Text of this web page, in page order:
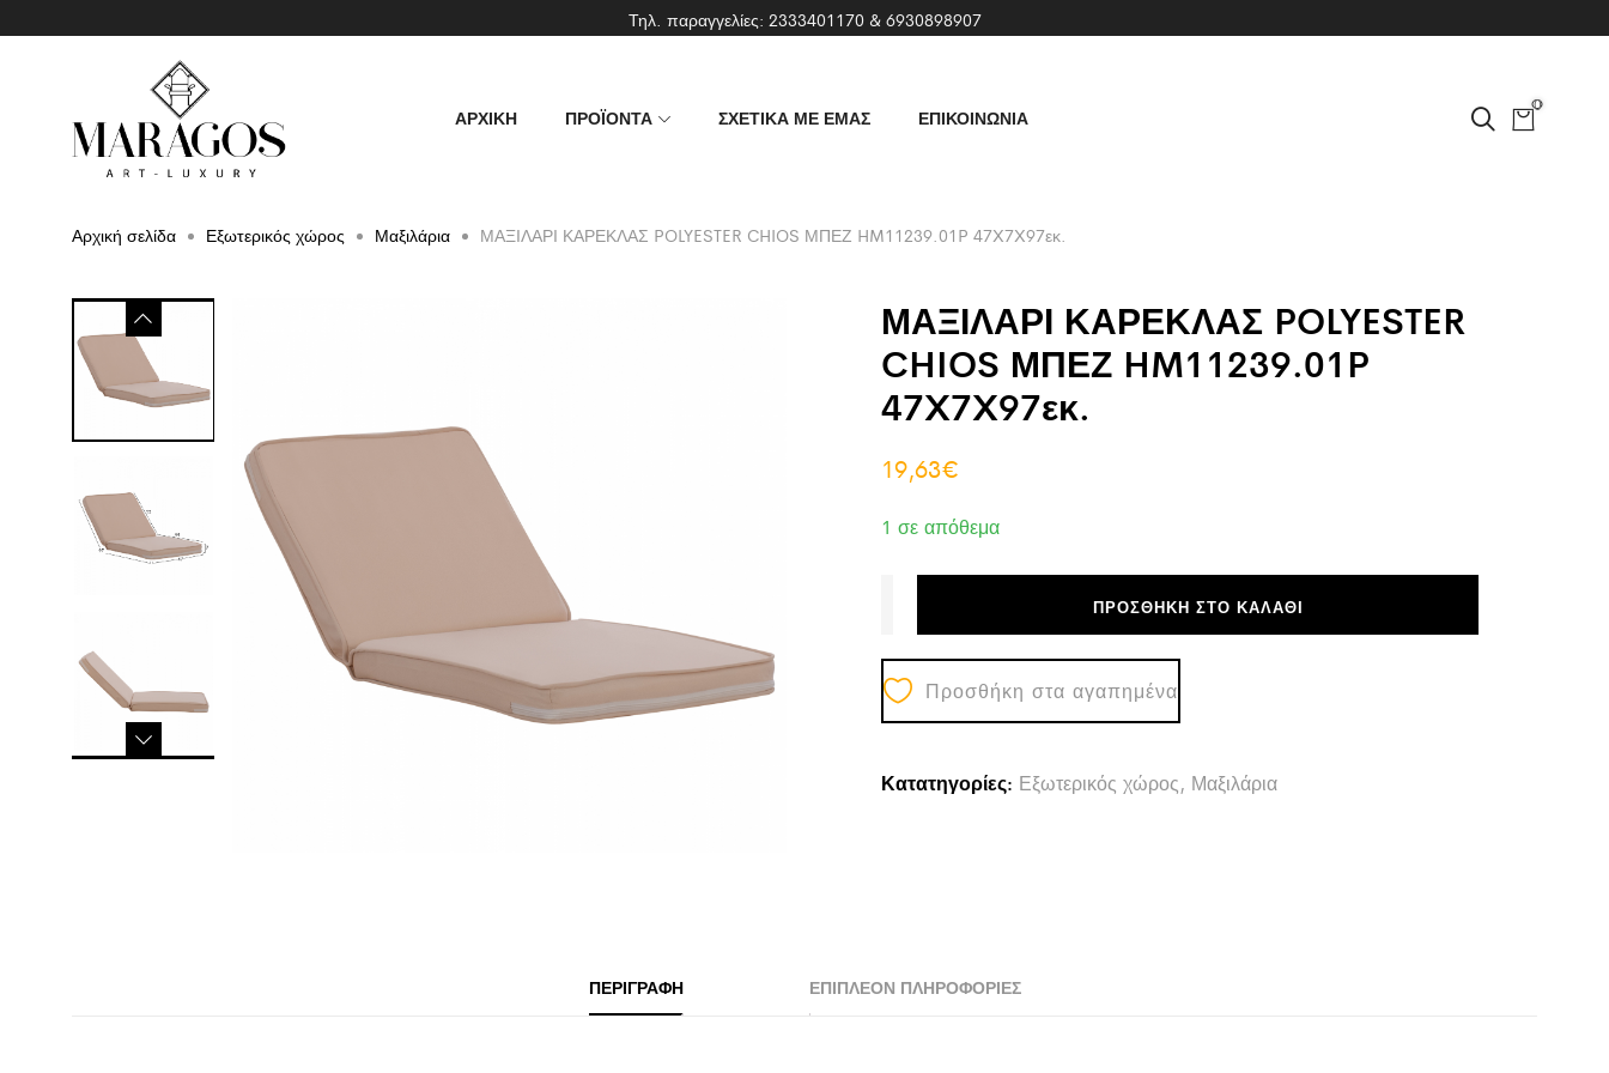
Τηλ. παραγγελίες: 2333401170& 6930898907
ΑΡΧΙΚΗ ΠΡΟΪΟΝΤΑ ΣΧΕΤΙΚΑ ΜΕ ΕΜΑΣ ΕΠΙΚΟΙΝΩΝΙΑ
0
Αρχική σελίδα Εξωτερικός χώρος Μαξιλάρια ΜΑΞΙΛΑΡΙ ΚΑΡΕΚΛΑΣ POLYESTER CHIOS ΜΠΕΖ HM11239.01P 47X7X97εκ.
ΜΑΞΙΛΑΡΙ ΚΑΡΕΚΛΑΣ POLYESTER
CHIOS ΜΠΕΖ HM11239.01P
47X7X97εκ.
19,63€
1 σε απόθεμα
ΠΡΟΣΘΉΚΗ ΣΤΟ ΚΑΛΆΘΙ
Προσθήκη στα αγαπημένα
Κατατηγορίες: Εξωτερικός χώρος, Μαξιλάρια
ΠΕΡΙΓΡΑΦΉ ΕΠΙΠΛΈΟΝ ΠΛΗΡΟΦΟΡΊΕΣ